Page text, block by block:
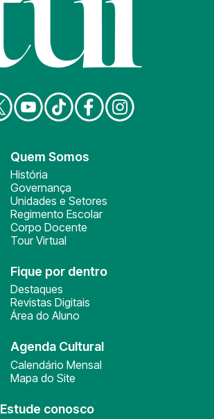
Quem Somos
História
Governança
Unidades e Setores
Regimento Escolar
Corpo Docente
Tour Virtual
Fique por dentro
Destaques
Revistas Digitais
Área do Aluno
Agenda Cultural
Calendário Mensal
Mapa do Site
Estude conosco